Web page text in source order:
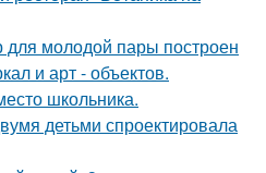
молодой пары построен
и арт - объектов.
школьника.
детьми спроектировала